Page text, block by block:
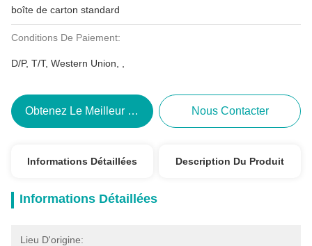
boîte de carton standard
Conditions De Paiement:
D/P, T/T, Western Union, ,
Obtenez Le Meilleur Prix Nous Contacter
Informations Détaillées Description Du Produit
Informations Détaillées
Lieu D'origine: